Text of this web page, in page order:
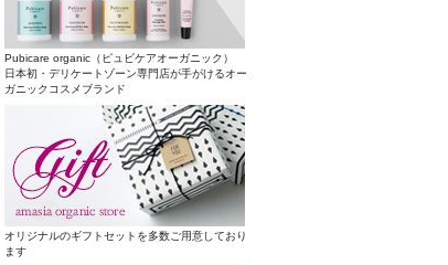
Pubicare organic（ピュビケアオーガニック）
日本初・デリケートゾーン専門店が手がけるオー
ガニックコスメブランド
オリジナルのギフトセットを多数ご用意しており
ます